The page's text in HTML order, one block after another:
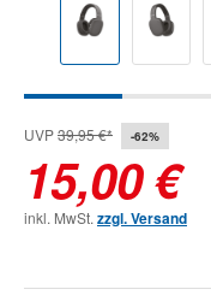
UVP39,95 €* -62%
15,00 €
inkl. MwSt. zzgl. Versand